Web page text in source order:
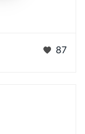
采用D/0光学
87